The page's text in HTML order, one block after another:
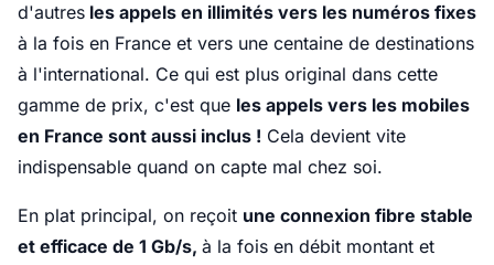
d'autres les appels en illimités vers les numéros fixes
à la fois en France et vers une centaine de destinations
à l'international. Ce qui est plus original dans cette
gamme de prix, c'est que les appels vers les mobiles
en France sont aussi inclus ! Cela devient vite
indispensable quand on capte mal chez soi.
En plat principal, on reçoit une connexion fibre stable
et efficace de 1 Gb/s, à la fois en débit montant et